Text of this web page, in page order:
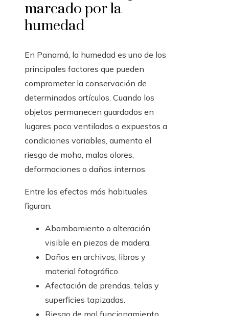
marcado por la
humedad
En Panamá, la humedad es uno de los
principales factores que pueden
comprometer la conservación de
determinados artículos. Cuando los
objetos permanecen guardados en
lugares poco ventilados o expuestos a
condiciones variables, aumenta el
riesgo de moho, malos olores,
deformaciones o daños internos.
Entre los efectos más habituales
figuran:
Abombamiento o alteración
visible en piezas de madera.
Daños en archivos, libros y
material fotográfico.
Afectación de prendas, telas y
superficies tapizadas.